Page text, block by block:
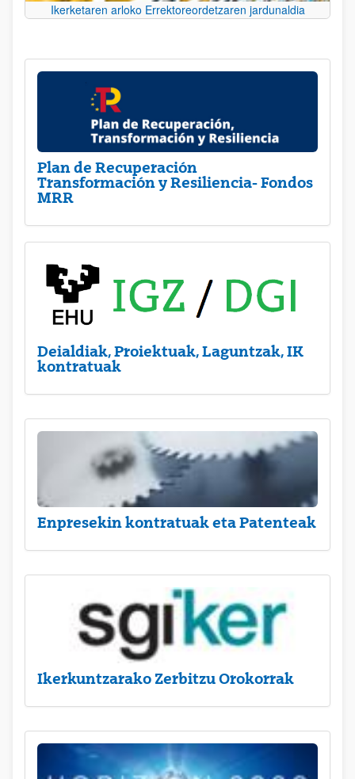
Ikerketaren arloko Errektoreordetzaren jardunaldia
Plan de Recuperación
Transformación y Resiliencia- Fondos
MRR
Deialdiak, Proiektuak, Laguntzak, IK
kontratuak
Enpresekin kontratuak eta Patenteak
Ikerkuntzarako Zerbitzu Orokorrak